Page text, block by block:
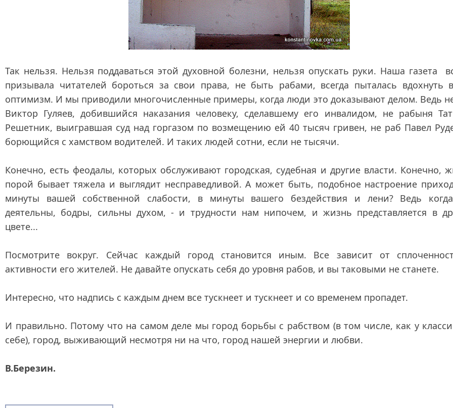
Так нельзя. Нельзя поддаваться этой духовной болезни, нельзя опускать руки. Наша газета
призывала читателей бороться за свои права, не быть рабами, всегда пыталась вдохнуть
оптимизм. И мы приводили многочисленные примеры, когда люди это доказывают делом. Ведь
Виктор Гуляев, добившийся наказания человеку, сделавшему его инвалидом, не рабыня
Решетник, выигравшая суд над горгазом по возмещению ей 40 тысяч гривен, не раб Павел
борющийся с хамством водителей. И таких людей сотни, если не тысячи.
Конечно, есть феодалы, которых обслуживают городская, судебная и другие власти. Конечно,
порой бывает тяжела и выглядит несправедливой. А может быть, подобное настроение
минуты вашей собственной слабости, в минуты вашего бездействия и лени? Ведь
деятельны, бодры, сильны духом, - и трудности нам нипочем, и жизнь представляется в
цвете...
Посмотрите вокруг. Сейчас каждый город становится иным. Все зависит от
активности его жителей. Не давайте опускать себя до уровня рабов, и вы таковыми не
Интересно, что надпись с каждым днем все тускнеет и тускнеет и со временем пропадет.
И правильно. Потому что на самом деле мы город борьбы с рабством (в том числе, как у
себе), город, выживающий несмотря ни на что, город нашей энергии и любви.
В.Березин.